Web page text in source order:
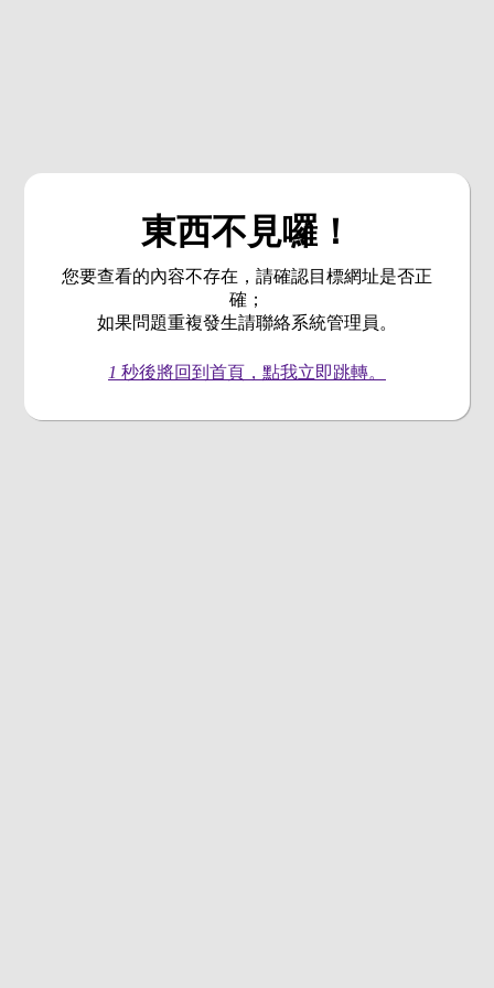
東西不見囉！
您要查看的內容不存在，請確認目標網址是否正
確；
如果問題重複發生請聯絡系統管理員。
1 秒後將回到首頁，點我立即跳轉。